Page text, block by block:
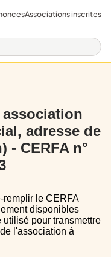
Associations inscrites
adresse de
CERFA n°
disponibles
pour transmettre
l'association à